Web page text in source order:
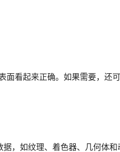
面看起来正确。如果需要，还
，如纹理、着色器、几何体和